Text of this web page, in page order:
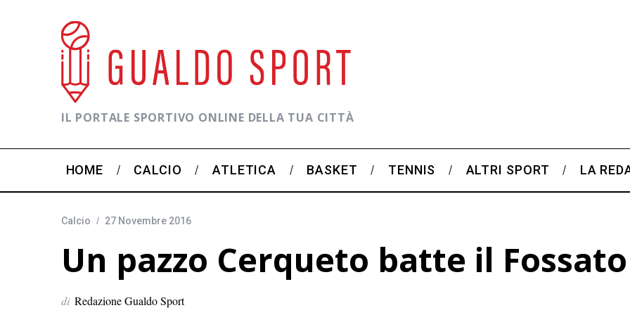
IL PORTALE SPORTIVO ONLINE DELLA TUA CITTÀ
HOME CALCIO ATLETICA BASKET TENNIS ALTRI SPORT LA
Calcio 27 Novembre 2016
Un pazzo Cerqueto batte il
di Redazione Gualdo Sport